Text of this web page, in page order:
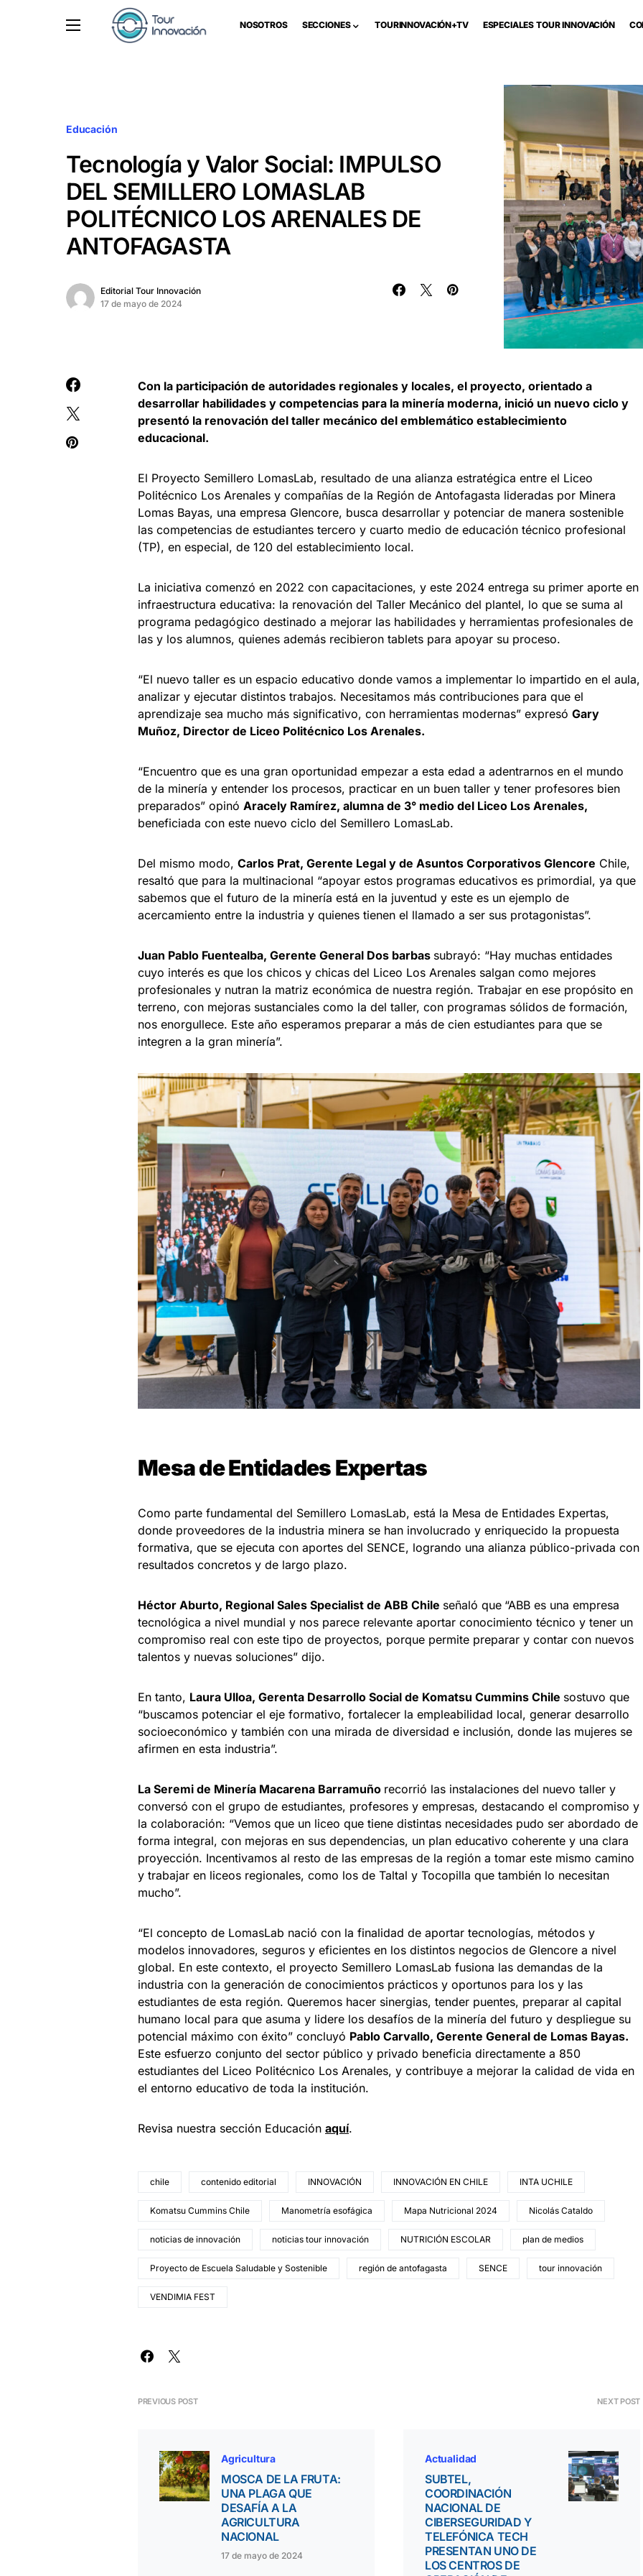
NOSOTROS SECCIONES TOURINNOVACIÓN+TV ESPECIALES TOUR INNOVACIÓN
Educación
Tecnología y Valor Social: IMPULSO
DEL SEMILLERO LOMASLAB
POLITÉCNICO LOS ARENALES DE
ANTOFAGASTA
Editorial Tour Innovación
17 de mayo de 2024
Con la participación de autoridades regionales y locales, el proyecto, orientado a
desarrollar habilidades y competencias para la minería moderna, inició un nuevo ciclo y
presentó la renovación del taller mecánico del emblemático establecimiento
educacional.
El Proyecto Semillero LomasLab, resultado de una alianza estratégica entre el Liceo
Politécnico Los Arenales y compañías de la Región de Antofagasta lideradas por Minera
Lomas Bayas, una empresa Glencore, busca desarrollar y potenciar de manera sostenible
las competencias de estudiantes tercero y cuarto medio de educación técnico profesional
(TP), en especial, de 120 del establecimiento local.
La iniciativa comenzó en 2022 con capacitaciones, y este 2024 entrega su primer aporte en
infraestructura educativa: la renovación del Taller Mecánico del plantel, lo que se suma al
programa pedagógico destinado a mejorar las habilidades y herramientas profesionales de
las y los alumnos, quienes además recibieron tablets para apoyar su proceso.
“El nuevo taller es un espacio educativo donde vamos a implementar lo impartido en el aula,
analizar y ejecutar distintos trabajos. Necesitamos más contribuciones para que el
aprendizaje sea mucho más significativo, con herramientas modernas” expresó Gary
Muñoz, Director de Liceo Politécnico Los Arenales.
“Encuentro que es una gran oportunidad empezar a esta edad a adentrarnos en el mundo
de la minería y entender los procesos, practicar en un buen taller y tener profesores bien
preparados” opinó Aracely Ramírez, alumna de 3° medio del Liceo Los Arenales,
beneficiada con este nuevo ciclo del Semillero LomasLab.
Del mismo modo, Carlos Prat, Gerente Legal y de Asuntos Corporativos Glencore Chile,
resaltó que para la multinacional “apoyar estos programas educativos es primordial, ya que
sabemos que el futuro de la minería está en la juventud y este es un ejemplo de
acercamiento entre la industria y quienes tienen el llamado a ser sus protagonistas”.
Juan Pablo Fuentealba, Gerente General Dos barbas subrayó: “Hay muchas entidades
cuyo interés es que los chicos y chicas del Liceo Los Arenales salgan como mejores
profesionales y nutran la matriz económica de nuestra región. Trabajar en ese propósito en
terreno, con mejoras sustanciales como la del taller, con programas sólidos de formación,
nos enorgullece. Este año esperamos preparar a más de cien estudiantes para que se
integren a la gran minería”.
Mesa de Entidades Expertas
Como parte fundamental del Semillero LomasLab, está la Mesa de Entidades Expertas,
donde proveedores de la industria minera se han involucrado y enriquecido la propuesta
formativa, que se ejecuta con aportes del SENCE, logrando una alianza público-privada con
resultados concretos y de largo plazo.
Héctor Aburto, Regional Sales Specialist de ABB Chile señaló que “ABB es una empresa
tecnológica a nivel mundial y nos parece relevante aportar conocimiento técnico y tener un
compromiso real con este tipo de proyectos, porque permite preparar y contar con nuevos
talentos y nuevas soluciones” dijo.
En tanto, Laura Ulloa, Gerenta Desarrollo Social de Komatsu Cummins Chile sostuvo que
“buscamos potenciar el eje formativo, fortalecer la empleabilidad local, generar desarrollo
socioeconómico y también con una mirada de diversidad e inclusión, donde las mujeres se
afirmen en esta industria”.
La Seremi de Minería Macarena Barramuño recorrió las instalaciones del nuevo taller y
conversó con el grupo de estudiantes, profesores y empresas, destacando el compromiso y
la colaboración: “Vemos que un liceo que tiene distintas necesidades pudo ser abordado de
forma integral, con mejoras en sus dependencias, un plan educativo coherente y una clara
proyección. Incentivamos al resto de las empresas de la región a tomar este mismo camino
y trabajar en liceos regionales, como los de Taltal y Tocopilla que también lo necesitan
mucho”.
“El concepto de LomasLab nació con la finalidad de aportar tecnologías, métodos y
modelos innovadores, seguros y eficientes en los distintos negocios de Glencore a nivel
global. En este contexto, el proyecto Semillero LomasLab fusiona las demandas de la
industria con la generación de conocimientos prácticos y oportunos para los y las
estudiantes de esta región. Queremos hacer sinergias, tender puentes, preparar al capital
humano local para que asuma y lidere los desafíos de la minería del futuro y despliegue su
potencial máximo con éxito” concluyó Pablo Carvallo, Gerente General de Lomas Bayas.
Este esfuerzo conjunto del sector público y privado beneficia directamente a 850
estudiantes del Liceo Politécnico Los Arenales, y contribuye a mejorar la calidad de vida en
el entorno educativo de toda la institución.
Revisa nuestra sección Educación aquí.
chile contenido editorial INNOVACIÓN INNOVACIÓN EN CHILE INTA UCHILE
Komatsu Cummins Chile Manometría esofágica Mapa Nutricional 2024 Nicolás Cataldo
noticias de innovación noticias tour innovación NUTRICIÓN ESCOLAR plan de medios
Proyecto de Escuela Saludable y Sostenible región de antofagasta SENCE tour innovación
VENDIMIA FEST
PREVIOUS POST
Agricultura
MOSCA DE LA FRUTA:
UNA PLAGA QUE
DESAFÍA A LA
AGRICULTURA
NACIONAL
17 de mayo de 2024
NEXT POST
Actualidad
SUBTEL,
COORDINACIÓN
NACIONAL DE
CIBERSEGURIDAD Y
TELEFÓNICA TECH
PRESENTAN UNO DE
LOS CENTROS DE